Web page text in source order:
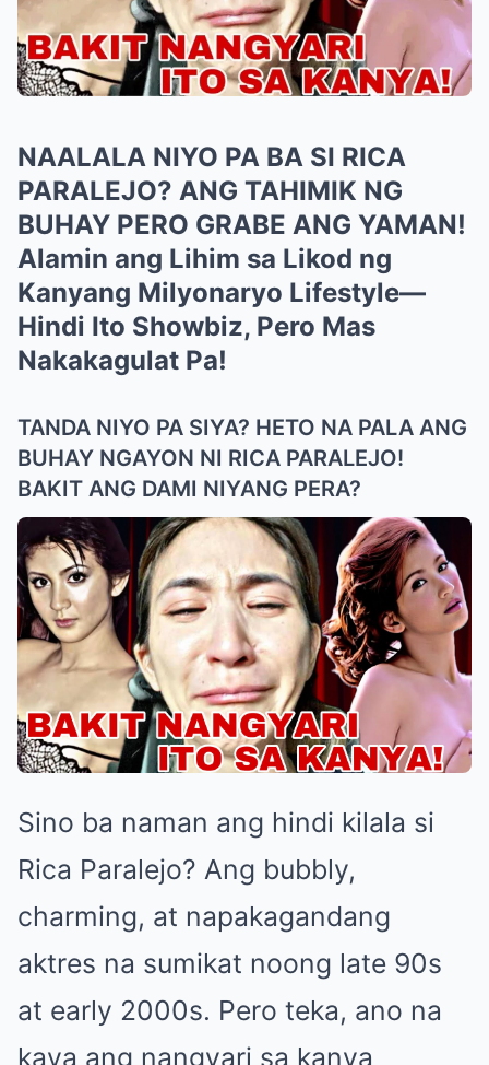
NAALALA NIYO PA BA SI RICA
PARALEJO? ANG TAHIMIK NG
BUHAY PERO GRABE ANG YAMAN!
Alamin ang Lihim sa Likod ng
Kanyang Milyonaryo Lifestyle—
Hindi Ito Showbiz, Pero Mas
Nakakagulat Pa!
TANDA NIYO PA SIYA? HETO NA PALA ANG
BUHAY NGAYON NI RICA PARALEJO!
BAKIT ANG DAMI NIYANG PERA?
Sino ba naman ang hindi kilala si
Rica Paralejo? Ang bubbly,
charming, at napakagandang
aktres na sumikat noong late 90s
at early 2000s. Pero teka, ano na
kaya ang nangyari sa kanya